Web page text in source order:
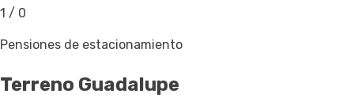
1 / 0
Pensiones de estacionamiento
Terreno Guadalupe